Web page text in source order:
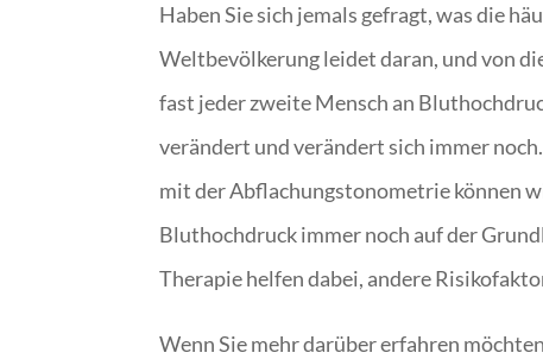
Haben Sie sich jemals gefragt, was die
Weltbevölkerung leidet daran, und von
fast jeder zweite Mensch an
verändert und verändert sich immer
mit der Abflachungstonometrie können
Bluthochdruck immer noch auf der
Therapie helfen dabei, andere
Wenn Sie mehr darüber erfahren